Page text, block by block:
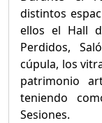
distintos
ellos el Hall
Perdidos,
cúpula, los
patrimonio
teniendo
Sesiones.